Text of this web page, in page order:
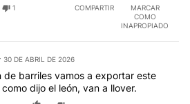
1 COMPARTIR
MARCAR
COMO
INAPROPIADO
30 DE ABRIL DE 2026
de barriles vamos a exportar este
dijo el león, van a llover.